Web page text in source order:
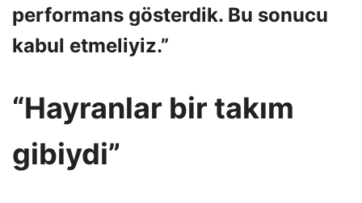
performans gösterdik. Bu sonucu
kabul etmeliyiz.”
“Hayranlar bir takım
gibiydi”